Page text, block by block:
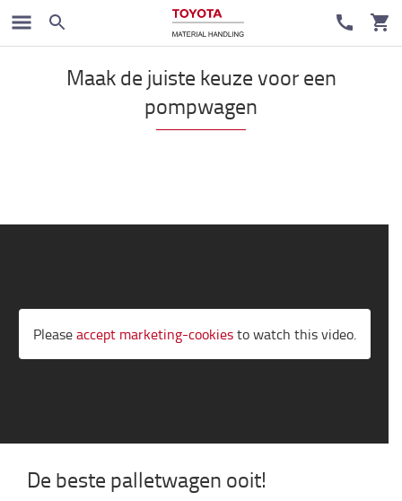
Guides
Maak de juiste keuze voor een
pompwagen
Pleaseaccept marketing-cookiesto watch this video.
De beste palletwagen ooit!